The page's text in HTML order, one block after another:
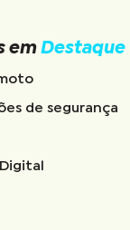
em Destaque
de segurança